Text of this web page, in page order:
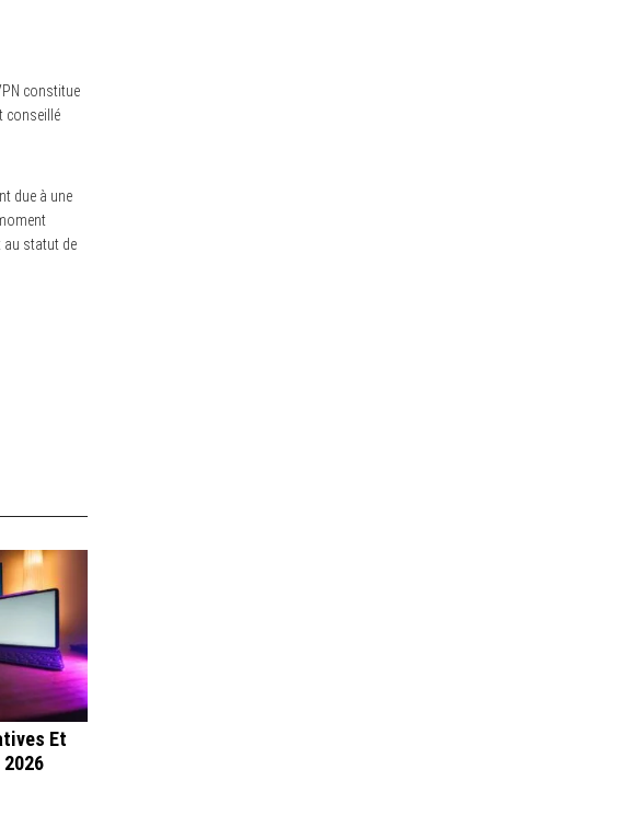
constitue
conseillé
due à une
au statut de
Et